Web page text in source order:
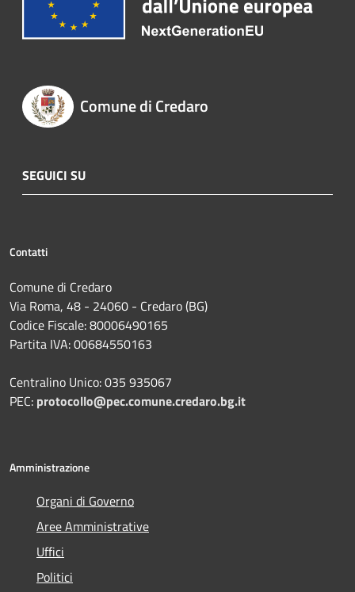
Comune di Credaro
SEGUICI SU
Contatti
Comune di Credaro
Via Roma, 48 - 24060 - Credaro (BG)
Codice Fiscale: 80006490165
Partita IVA: 00684550163
Centralino Unico: 035 935067
PEC: protocollo@pec.comune.credaro.bg.it
Amministrazione
Organi di Governo
Aree Amministrative
Uffici
Politici